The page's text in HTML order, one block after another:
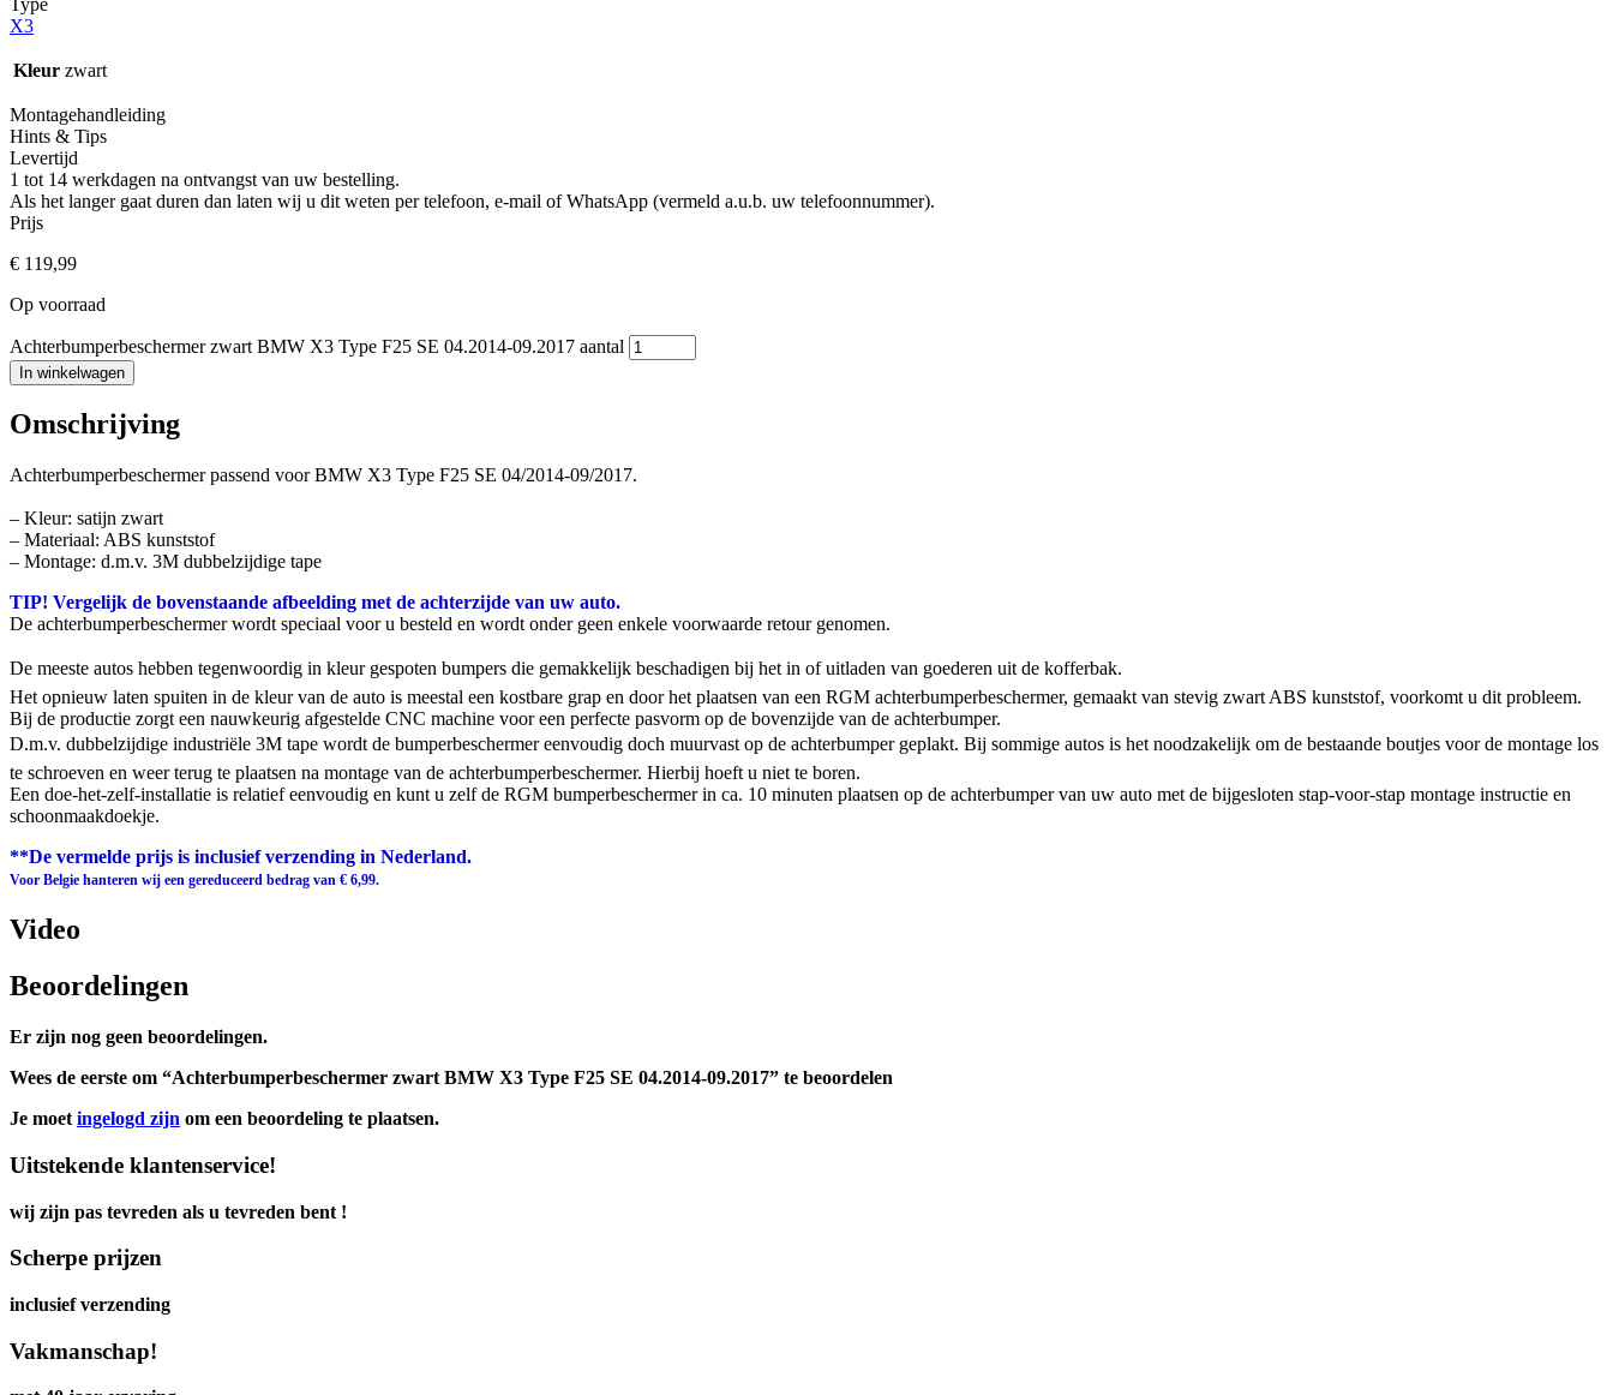
X3
Kleur zwart
Montagehandleiding
Hints & Tips
Levertijd
1 tot 14 werkdagen na ontvangst van uw bestelling.
Als het langer gaat duren dan laten wij u dit weten per telefoon, e-mail of WhatsApp (vermeld a.u.b. uw telefoonnummer).
Prijs
€ 119,99
Op voorraad
Achterbumperbeschermer zwart BMW X3 Type F25 SE 04.2014-09.2017 aantal
In winkelwagen
Omschrijving
Achterbumperbeschermer passend voor BMW X3 Type F25 SE 04/2014-09/2017.
– Kleur: satijn zwart
– Materiaal: ABS kunststof
– Montage: d.m.v. 3M dubbelzijdige tape
TIP! Vergelijk de bovenstaande afbeelding met de achterzijde van uw auto.
De achterbumperbeschermer wordt speciaal voor u besteld en wordt onder geen enkele voorwaarde retour genomen.
De meeste autos hebben tegenwoordig in kleur gespoten bumpers die gemakkelijk beschadigen bij het in of uitladen van goederen uit de kofferbak.
Het opnieuw laten spuiten in de kleur van de auto is meestal een kostbare grap en door het plaatsen van een RGM achterbumperbeschermer, gemaakt van stevig zwart ABS kunststof, voorkomt u dit probleem.
Bij de productie zorgt een nauwkeurig afgestelde CNC machine voor een perfecte pasvorm op de bovenzijde van de achterbumper.
D.m.v. dubbelzijdige industriële 3M tape wordt de bumperbeschermer eenvoudig doch muurvast op de achterbumper geplakt. Bij sommige autos is het noodzakelijk om de bestaande boutjes voor de montage los
te schroeven en weer terug te plaatsen na montage van de achterbumperbeschermer. Hierbij hoeft u niet te boren.
Een doe-het-zelf-installatie is relatief eenvoudig en kunt u zelf de RGM bumperbeschermer in ca. 10 minuten plaatsen op de achterbumper van uw auto met de bijgesloten stap-voor-stap montage instructie en
schoonmaakdoekje.
**De vermelde prijs is inclusief verzending in Nederland.
Voor Belgie hanteren wij een gereduceerd bedrag van € 6,99.
Video
Beoordelingen
Er zijn nog geen beoordelingen.
Wees de eerste om “Achterbumperbeschermer zwart BMW X3 Type F25 SE 04.2014-09.2017” te beoordelen
Je moet ingelogd zijn om een beoordeling te plaatsen.
Uitstekende klantenservice!
wij zijn pas tevreden als u tevreden bent !
Scherpe prijzen
inclusief verzending
Vakmanschap!